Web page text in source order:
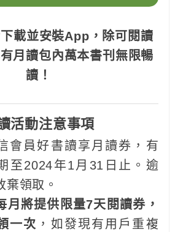
載並安裝App，除可閱讀
月讀包內萬本書刊無限暢
讀！
活動注意事項
會員好書讀享月讀券，有
至2024年1月31日止。逾
棄領取。
月將提供限量7天閱讀券，
一次 ，如發現有用戶重複